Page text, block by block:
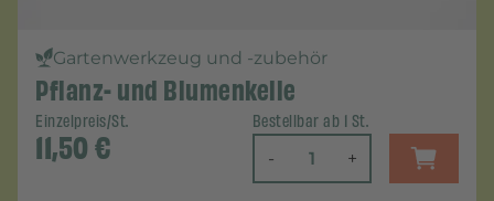
Gartenwerkzeug und -zubehör
Pflanz- und Blumenkelle
Einzelpreis/St.
11,50€
Bestellbar ab 1 St.
- +